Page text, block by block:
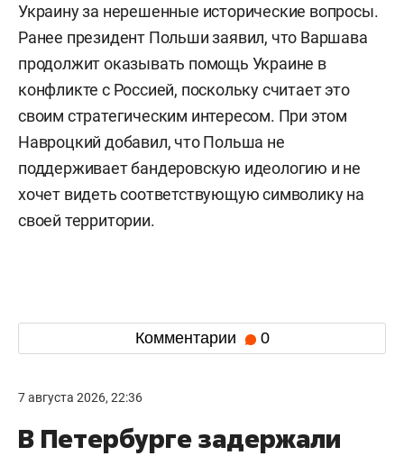
Украину за нерешенные исторические вопросы.
Ранее президент Польши заявил, что Варшава
продолжит оказывать помощь Украине в
конфликте с Россией, поскольку считает это
своим стратегическим интересом. При этом
Навроцкий добавил, что Польша не
поддерживает бандеровскую идеологию и не
хочет видеть соответствующую символику на
своей территории.
Комментарии 0
7 августа 2026, 22:36
В Петербурге задержали